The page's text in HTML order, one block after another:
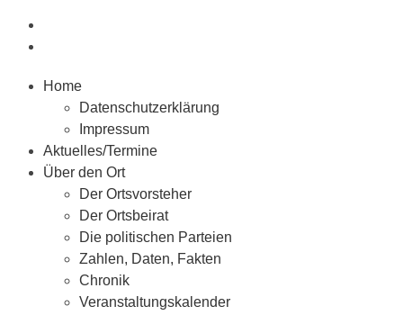
Home
Datenschutzerklärung
Impressum
Aktuelles/Termine
Über den Ort
Der Ortsvorsteher
Der Ortsbeirat
Die politischen Parteien
Zahlen, Daten, Fakten
Chronik
Veranstaltungskalender